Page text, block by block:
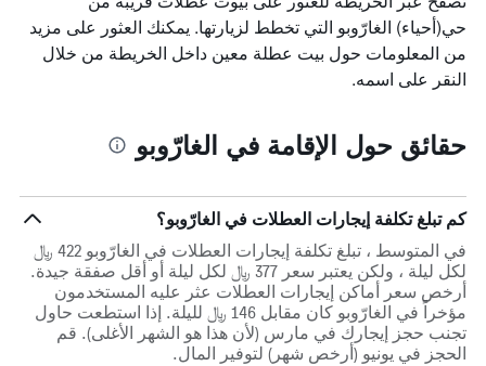
الذي
يعرض
أيام
الأسبوع.
التالي
الذي
يعرض
متوسط
سعر
غرفة
حي(أحياء) الغارّوبو التي تخطط لزيارتها. يمكنك العثور على مزيد
من المعلومات حول بيت عطلة معين داخل الخريطة من خلال
النقر على اسمه.
حقائق حول الإقامة في الغارّوبو
كم تبلغ تكلفة إيجارات العطلات في الغارّوبو؟
في المتوسط ، تبلغ تكلفة إيجارات العطلات في الغارّوبو 422 ﷼
لكل ليلة ، ولكن يعتبر سعر 377 ﷼ لكل ليلة أو أقل صفقة جيدة.
أرخص سعر أماكن إيجارات العطلات عثر عليه المستخدمون
مؤخراً في الغارّوبو كان مقابل 146 ﷼ لليلة. إذا استطعت حاول
تجنب حجز إيجارك في مارس (لأن هذا هو الشهر الأغلى). قم
الحجز في يونيو (أرخص شهر) لتوفير المال.